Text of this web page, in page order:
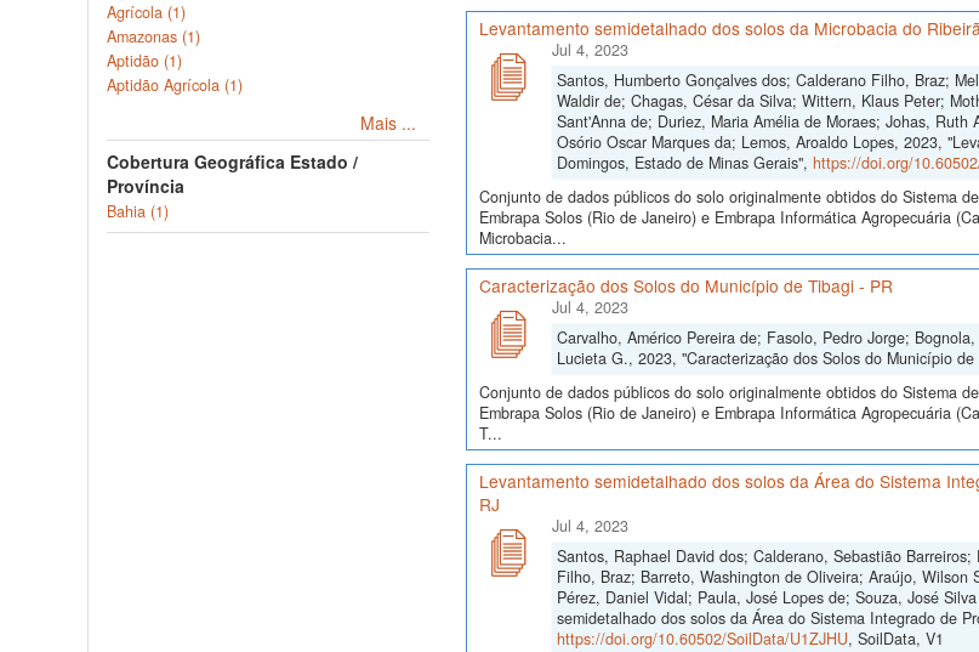
Agrícola (1)
Amazonas (1)
Aptidão (1)
Aptidão Agrícola (1)
Mais ...
Cobertura Geográfica Estado /
Província
Bahia (1)
Levantamento semidetalhado dos solos da Microbacia do
Jul 4, 2023
Santos, Humberto Gonçalves dos; Calderano Filho, Braz;
Waldir de; Chagas, César da Silva; Wittern, Klaus Peter;
Sant'Anna de; Duriez, Maria Amélia de Moraes; Johas,
Osório Oscar Marques da; Lemos, Aroaldo Lopes, 2023,
Domingos, Estado de Minas Gerais", https://doi.org/
Conjunto de dados públicos do solo originalmente obtidos do Sistema
Embrapa Solos (Rio de Janeiro) e Embrapa Informática Agropecuária
Microbacia...
Caracterização dos Solos do Município de Tibagi - PR
Jul 4, 2023
Carvalho, Américo Pereira de; Fasolo, Pedro Jorge;
Lucieta G., 2023, "Caracterização dos Solos do Município
Conjunto de dados públicos do solo originalmente obtidos do Sistema
Embrapa Solos (Rio de Janeiro) e Embrapa Informática Agropecuária
T...
Levantamento semidetalhado dos solos da Área do Sistema
RJ
Jul 4, 2023
Santos, Raphael David dos; Calderano, Sebastião
Filho, Braz; Barreto, Washington de Oliveira; Araújo,
Pérez, Daniel Vidal; Paula, José Lopes de; Souza, José
semidetalhado dos solos da Área do Sistema Integrado de
https://doi.org/10.60502/SoilData/U1ZJHU, SoilData, V1